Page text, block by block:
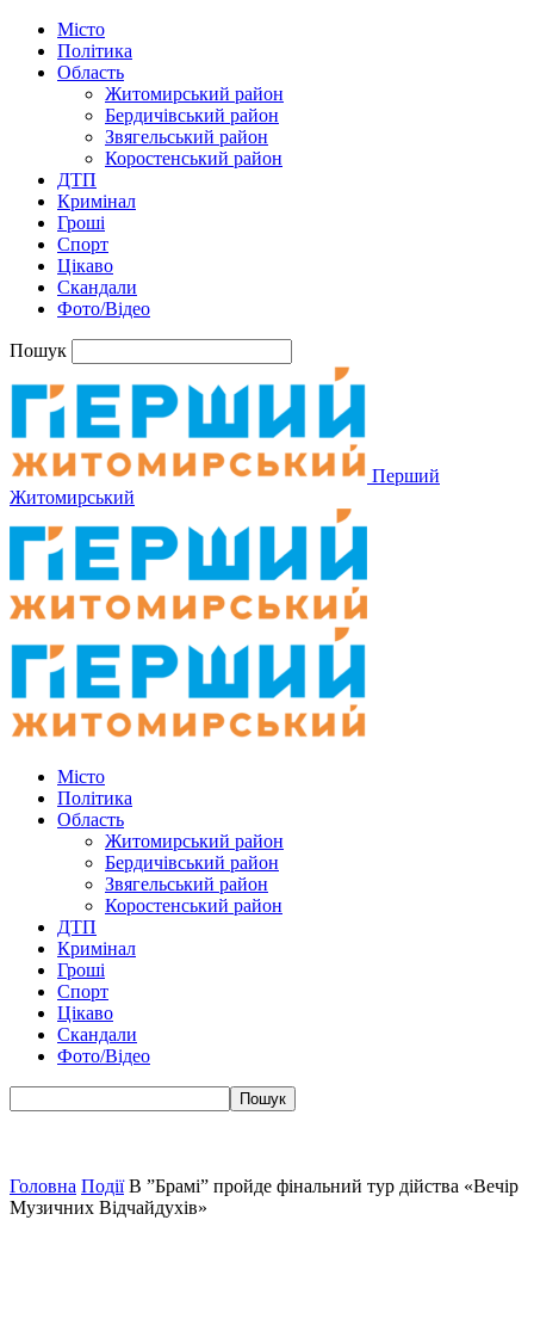
Місто
Політика
Область
Житомирський район
Бердичівський район
Звягельський район
Коростенський район
ДТП
Кримінал
Гроші
Спорт
Цікаво
Скандали
Фото/Відео
Пошук
Перший
Житомирський
Місто
Політика
Область
Житомирський район
Бердичівський район
Звягельський район
Коростенський район
ДТП
Кримінал
Гроші
Спорт
Цікаво
Скандали
Фото/Відео
Головна Події В ”Брамі” пройде фінальний тур дійства «Вечір
Музичних Відчайдухів»